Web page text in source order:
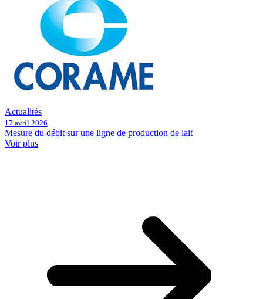
Actualités
17 avril 2026
Mesure du débit sur une ligne de production de lait
Voir plus